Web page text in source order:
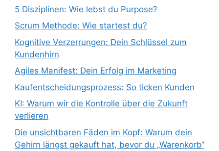
5 Disziplinen: Wie lebst du Purpose?
Scrum Methode: Wie startest du?
Kognitive Verzerrungen: Dein Schlüssel zum
Kundenhirn
Agiles Manifest: Dein Erfolg im Marketing
Kaufentscheidungsprozess: So ticken Kunden
KI: Warum wir die Kontrolle über die Zukunft
verlieren
Die unsichtbaren Fäden im Kopf: Warum dein
Gehirn längst gekauft hat, bevor du „Warenkorb“